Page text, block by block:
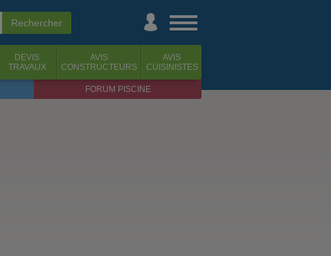
DEVIS
TRAVAUX
AVIS
CONSTRUCTEURS
AVIS
CUISINISTES
FORUM PISCINE